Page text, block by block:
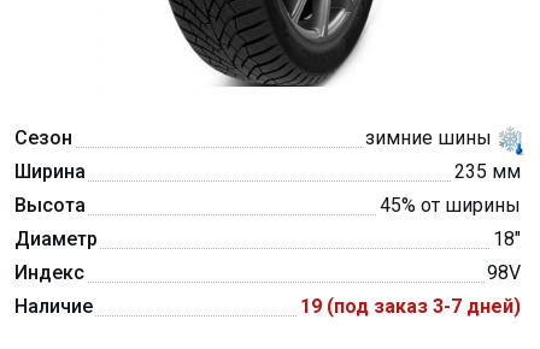
Сезон
зимние шины
Ширина
235 мм
Высота
45% от ширины
Диаметр
18″
Индекс
98V
Наличие
19 (под заказ 3-7 дней)